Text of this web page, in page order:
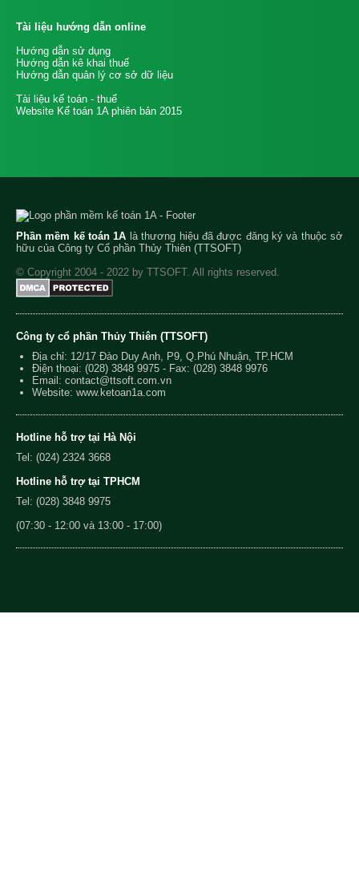
Tài liệu hướng dẫn online
Hướng dẫn sử dụng
Hướng dẫn kê khai thuế
Hướng dẫn quản lý cơ sở dữ liệu
Tài liệu kế toán - thuế
Website Kế toán 1A phiên bản 2015
Phần mềm kế toán 1A là thương hiệu đã được đăng ký và thuộc sở
hữu của Công ty Cổ phần Thủy Thiên (TTSOFT)
© Copyright 2004 - 2022 by TTSOFT. All rights reserved.
Công ty cổ phần Thủy Thiên (TTSOFT)
Địa chỉ: 12/17 Đào Duy Anh, P9, Q.Phú Nhuận, TP.HCM
Điện thoại: (028) 3848 9975 - Fax: (028) 3848 9976
Email: contact@ttsoft.com.vn
Website: www.ketoan1a.com
Hotline hỗ trợ tại Hà Nội
Tel: (024) 2324 3668
Hotline hỗ trợ tại TPHCM
Tel: (028) 3848 9975
(07:30 - 12:00 và 13:00 - 17:00)